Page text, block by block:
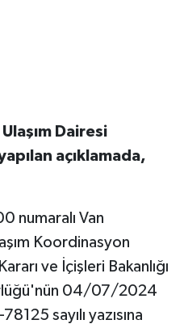
Dairesi
açıklamada,
numaralı Van
Koordinasyon
ve İçişleri Bakanlığı
04/07/2024
sayılı yazısına